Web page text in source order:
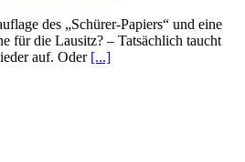
des „Schürer-Papiers“ und eine
für die Lausitz? – Tatsächlich taucht
auf. Oder [...]